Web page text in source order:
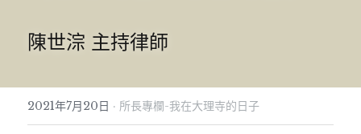
繁體中文
陳世淙 主持律師
2021年7月20日 · 所長專欄-我在大理寺的日子